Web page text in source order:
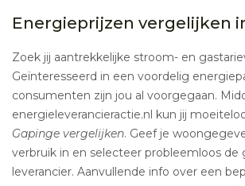
Energieprijzen vergelijken
Zoek jij aantrekkelijke stroom- en
Geïnteresseerd in een voordelig
consumenten zijn jou al voorgegaan.
energieleverancieractie.nl kun jij
Gapinge vergelijken. Geef je
verbruik in en selecteer probleemloos de
leverancier. Aanvullende info over een